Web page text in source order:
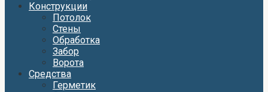
Конструкции
Потолок
Стены
Обработка
Забор
Ворота
Средства
Герметик